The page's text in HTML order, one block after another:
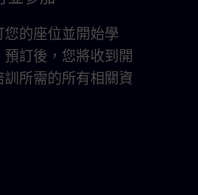
您的座位並開始學
預訂後，您將收到開
訓所需的所有相關資